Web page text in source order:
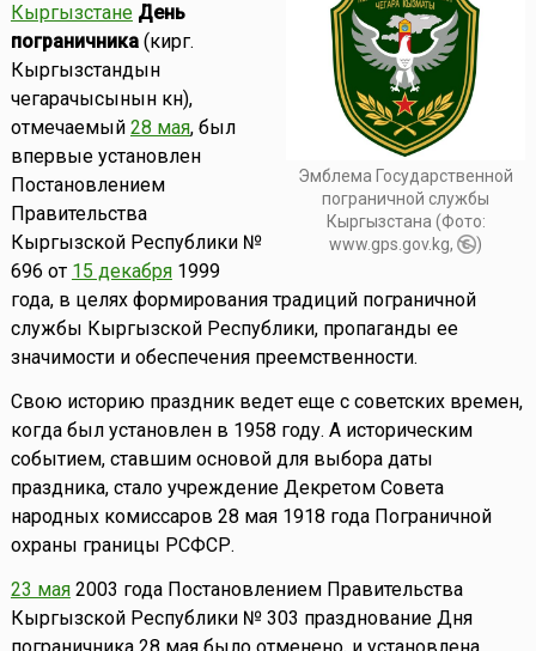
Эмблема Государственной
пограничной службы
Кыргызстана (Фото:
www.gps.gov.kg,
)
Кыргызстане День
пограничника(кирг.
Кыргызстандын
чегарачысынын күнү),
отмечаемый 28 мая, был
впервые установлен
Постановлением
Правительства
Кыргызской Республики №
696 от 15 декабря1999
года, в целях формирования традиций пограничной
службы Кыргызской Республики, пропаганды ее
значимости и обеспечения преемственности.
Свою историю праздник ведет еще с советских времен,
когда был установлен в 1958 году. А историческим
событием, ставшим основой для выбора даты
праздника, стало учреждение Декретом Совета
народных комиссаров 28 мая 1918 года Пограничной
охраны границы РСФСР.
23 мая2003 года Постановлением Правительства
Кыргызской Республики № 303 празднование Дня